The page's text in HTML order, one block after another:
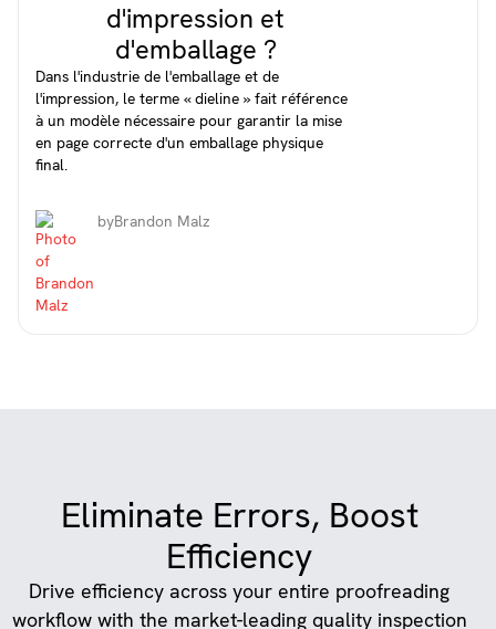
d'impression et
d'emballage ?
Dans l'industrie de l'emballage et de
l'impression, le terme « dieline » fait référence
à un modèle nécessaire pour garantir la mise
en page correcte d'un emballage physique
final.
byBrandon Malz
Eliminate Errors, Boost
Efficiency
Drive efficiency across your entire proofreading
workflow with the market-leading quality inspection